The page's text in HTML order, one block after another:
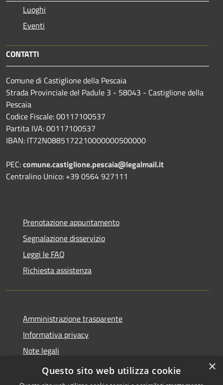
Luoghi
Eventi
CONTATTI
Comune di Castiglione della Pescaia
Strada Provinciale del Padule 3 - 58043 - Castiglione della
Pescaia
Codice Fiscale: 00117100537
Partita IVA: 00117100537
IBAN: IT72N0885172210000000500000
PEC:comune.castiglione.pescaia@legalmail.it
Centralino Unico: +39 0564 927111
Prenotazione appuntamento
Segnalazione disservizio
Leggi le FAQ
Richiesta assistenza
Amministrazione trasparente
Informativa privacy
Note legali
Dichiarazione di accessibilità
×
Questo sito web utilizza cookie